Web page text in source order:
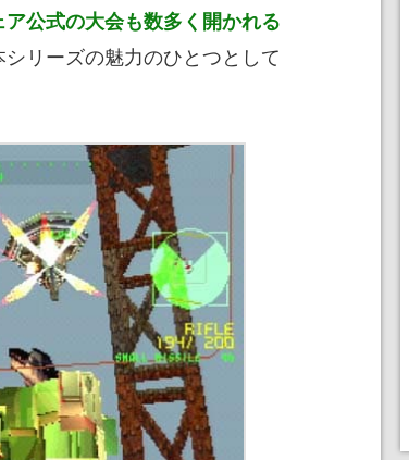
公式の大会も数多く開かれる
リーズの魅力のひとつとして